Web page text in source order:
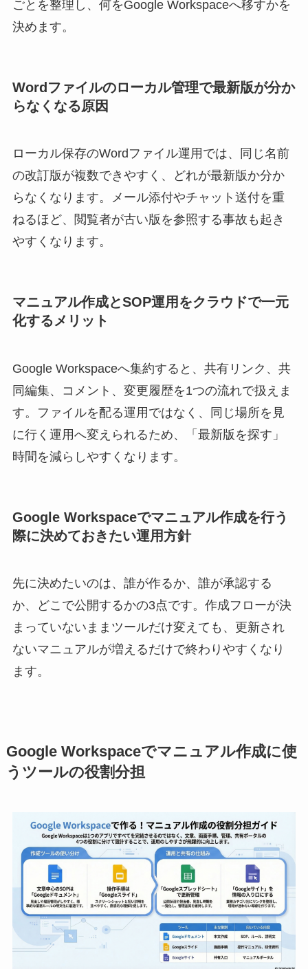
ごとを整理し、何をGoogle Workspaceへ移すかを
決めます。
Wordファイルのローカル管理で最新版が分か
らなくなる原因
ローカル保存のWordファイル運用では、同じ名前
の改訂版が複数できやすく、どれが最新版か分か
らなくなります。メール添付やチャット送付を重
ねるほど、閲覧者が古い版を参照する事故も起き
やすくなります。
マニュアル作成とSOP運用をクラウドで一元
化するメリット
Google Workspaceへ集約すると、共有リンク、共
同編集、コメント、変更履歴を1つの流れで扱えま
す。ファイルを配る運用ではなく、同じ場所を見
に行く運用へ変えられるため、「最新版を探す」
時間を減らしやすくなります。
Google Workspaceでマニュアル作成を行う
際に決めておきたい運用方針
先に決めたいのは、誰が作るか、誰が承認する
か、どこで公開するかの3点です。作成フローが決
まっていないままツールだけ変えても、更新され
ないマニュアルが増えるだけで終わりやすくなり
ます。
Google Workspaceでマニュアル作成に使
うツールの役割分担